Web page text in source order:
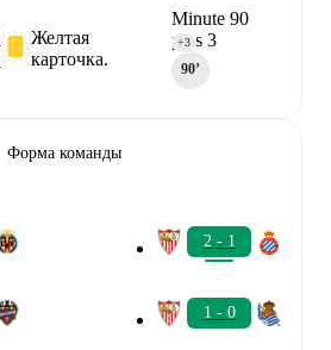
Minute 90
plus 3
90‎’‎
+3
Желтая
карточка.
Форма команды
2 - 1
1 - 0